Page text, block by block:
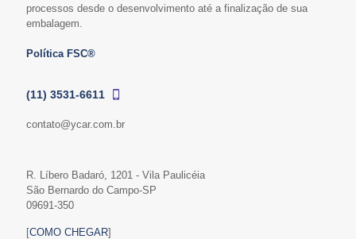
processos desde o desenvolvimento até a finalização de sua
embalagem.
Política FSC®
(11) 3531-6611
contato@ycar.com.br
R. Líbero Badaró, 1201 - Vila Paulicéia
São Bernardo do Campo-SP
09691-350
[COMO CHEGAR]